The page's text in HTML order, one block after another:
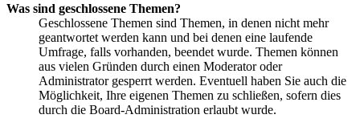
Was sind geschlossene Themen?
Geschlossene Themen sind Themen, in denen nicht mehr
geantwortet werden kann und bei denen eine laufende
Umfrage, falls vorhanden, beendet wurde. Themen können
aus vielen Gründen durch einen Moderator oder
Administrator gesperrt werden. Eventuell haben Sie auch die
Möglichkeit, Ihre eigenen Themen zu schließen, sofern dies
durch die Board-Administration erlaubt wurde.